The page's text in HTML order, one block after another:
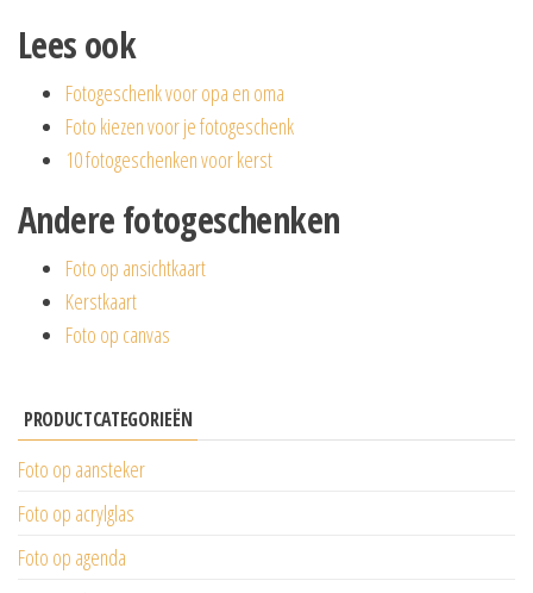
Lees ook
Fotogeschenk voor opa en oma
Foto kiezen voor je fotogeschenk
10 fotogeschenken voor kerst
Andere fotogeschenken
Foto op ansichtkaart
Kerstkaart
Foto op canvas
PRODUCTCATEGORIEËN
Foto op aansteker
Foto op acrylglas
Foto op agenda